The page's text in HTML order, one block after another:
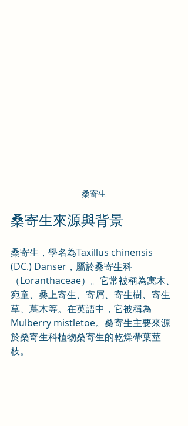
桑寄生
桑寄生來源與背景
桑寄生，學名為Taxillus chinensis
(DC.) Danser，屬於桑寄生科
（Loranthaceae）。它常被稱為寓木、
宛童、桑上寄生、寄屑、寄生樹、寄生
草、蔦木等。在英語中，它被稱為
Mulberry mistletoe。桑寄生主要來源
於桑寄生科植物桑寄生的乾燥帶葉莖
枝。